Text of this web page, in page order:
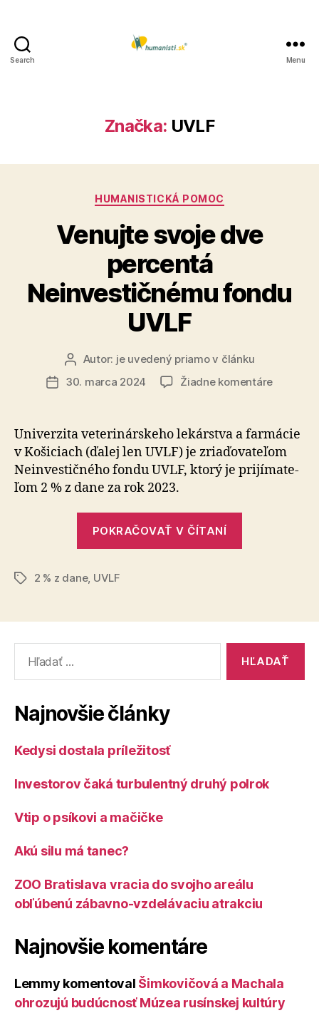
Search Menu
Značka: UVLF
Kategórie
HUMANISTICKÁ POMOC
Venujte svoje dve
percentá
Neinvestičnému fondu
UVLF
Autor
článku
Autor: je uvedený priamo v článku
Dátum30. marca 2024 Žiadne komentárena
dve
fondu
Univerzita veterinárskeho lekárstva a far­má­cie
v Ko­ši­ciach (ďalej len UVLF) je zria­ďo­va­te­ľom
Ne­inves­tič­ného fondu UVLF, ktorý je pri­jí­ma­te­
ľom 2 % z dane za rok 2023.
POKRAČOVAŤ V ČÍTANÍ
fondu
Značky2 % z dane, UVLF
Najnovšie články
Kedysi dostala príležitosť
Investorov čaká turbulentný druhý polrok
Vtip o psíkovi a mačičke
Akú silu má tanec?
ZOO Bratislava vracia do svojho areálu
obľúbenú zábavno-vzdelávaciu atrakciu
Najnovšie komentáre
Lemmy komentoval Šimkovičová a Machala
ohrozujú budúcnosť Múzea rusínskej kultúry